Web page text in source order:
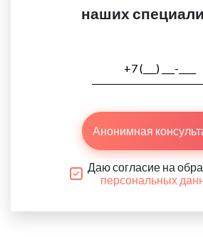
наших
Анонимная
Даю согласие на
персональных